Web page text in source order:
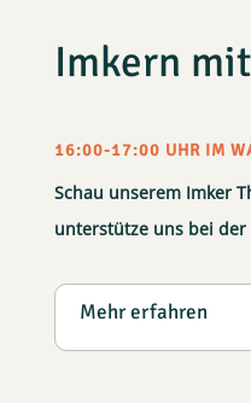
Imkern
16:00-17:00 UHR IM
Schau unserem Imker
unterstütze uns bei
Mehr erfahren